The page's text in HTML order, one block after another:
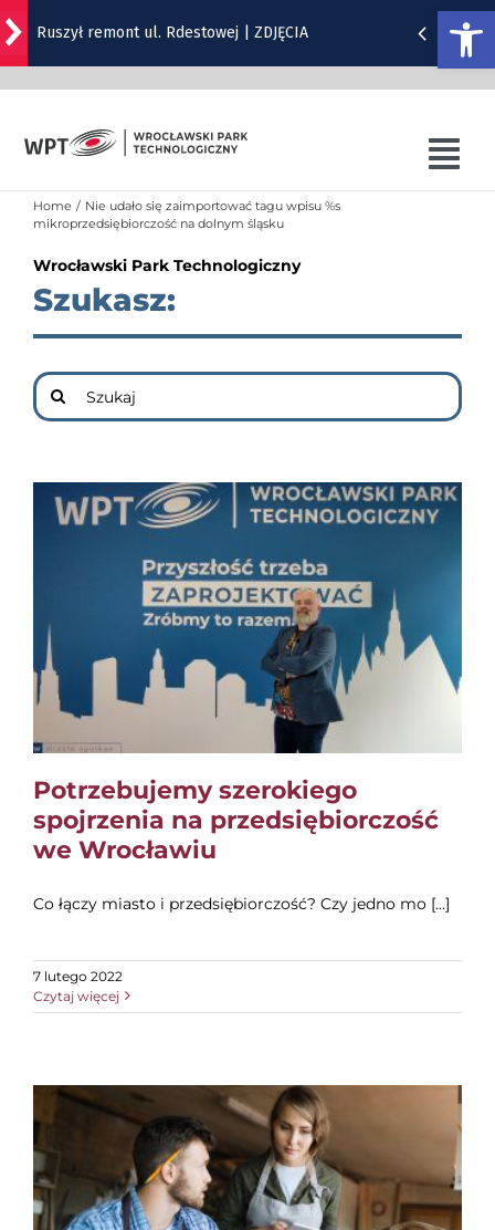
Ruszył remont ul. Rdestowej | ZDJĘCIA
Znicz na Stadionie Olimpijskim znów zapłonął |
Zmiana organizacji ruchu na rondzie przy
Gwiazdy wystąpią na Dworcu Głównym we
W Parku Południowym Letnie Koncerty
Chopinowskie
O WPT
OFERTA WPT
WRO4DIGITAL
EDUKACJA
KONTAKT
Home
Nie udało się zaimportować tagu wpisu %s
mikroprzedsiębiorczość na dolnym śląsku
Wrocławski Park Technologiczny
Szukasz:
Szukaj
Potrzebujemy szerokiego
spojrzenia na przedsiębiorczość
we Wrocławiu
Co łączy miasto i przedsiębiorczość? Czy jedno mo [...]
7 lutego 2022
Czytaj więcej